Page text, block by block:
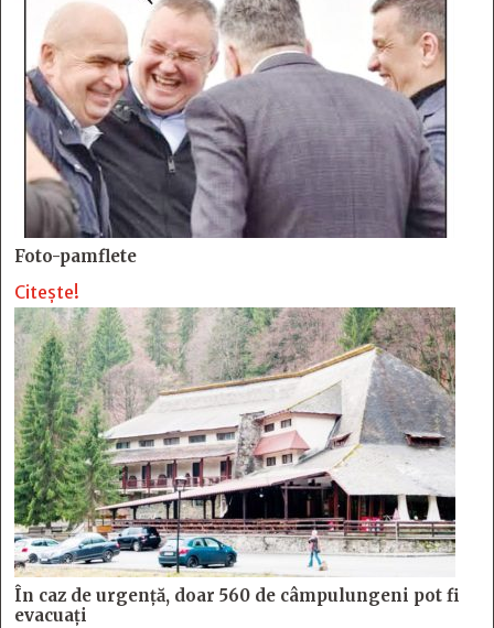
Foto-pamflete
Citește!
În caz de urgență, doar 560 de câmpulungeni pot fi
evacuați